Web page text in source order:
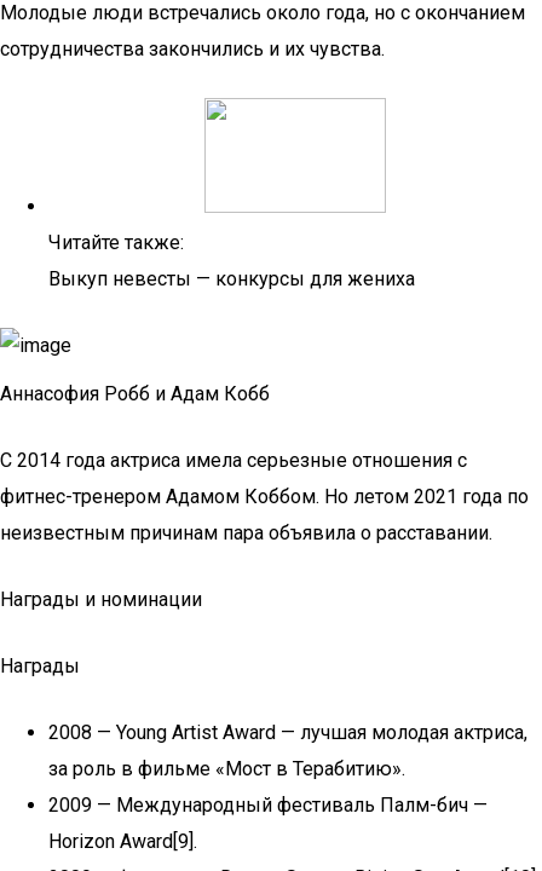
Молодые люди встречались около года, но с окончанием
сотрудничества закончились и их чувства.
Читайте также:
Выкуп невесты — конкурсы для жениха
Аннасофия Робб и Адам Кобб
С 2014 года актриса имела серьезные отношения с
фитнес-тренером Адамом Коббом. Но летом 2021 года по
неизвестным причинам пара объявила о расставании.
Награды и номинации
Награды
2008 — Young Artist Award — лучшая молодая актриса,
за роль в фильме «Мост в Терабитию».
2009 — Международный фестиваль Палм-бич —
Horizon Award[9].